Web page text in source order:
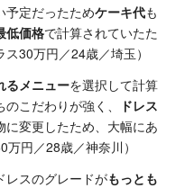
予定だったためケーキ代も
低価格で計算されていたた
30万円／24歳／埼玉）
るメニューを選択して計算
こだわりが強く、
ドレス
に変更したため、大幅にあ
円／28歳／神奈川）
レスのグレードがもっとも